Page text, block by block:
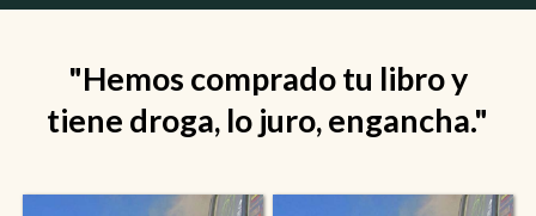
"Hemos comprado tu libro y
tiene droga, lo juro, engancha."